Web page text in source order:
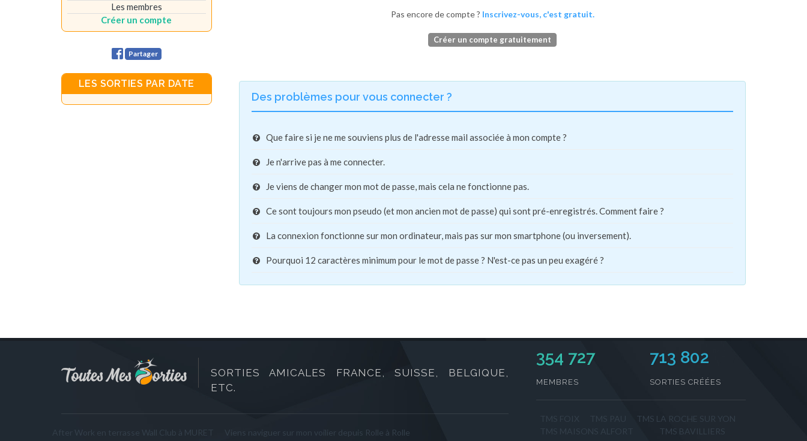
Pas encore de compte ? Inscrivez-vous, c'est gratuit.
Créer un compte gratuitement
Des problèmes pour vous connecter ?
Que faire si je ne me souviens plus de l'adresse mail associée à mon compte ?
Je n'arrive pas à me connecter.
Je viens de changer mon mot de passe, mais cela ne fonctionne pas.
Ce sont toujours mon pseudo (et mon ancien mot de passe) qui sont pré-enregistrés. Comment faire ?
La connexion fonctionne sur mon ordinateur, mais pas sur mon smartphone (ou inversement).
Pourquoi 12 caractères minimum pour le mot de passe ? N'est-ce pas un peu exagéré ?
Les membres
Créer un compte
Partager
LES SORTIES PAR DATE
SORTIES AMICALES FRANCE, SUISSE, BELGIQUE,
ETC.
After Work en terrasse Wall Club à MURET
Viens naviguer sur mon voilier depuis Rolle à Rolle
354 727
MEMBRES
713 802
SORTIES CRÉÉES
TMS LA ROCHE SUR YON
TMS BAVILLIERS